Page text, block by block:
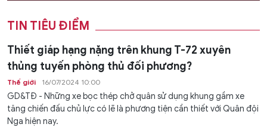
TIN TIÊU ĐIỂM
Thiết giáp hạng nặng trên khung T-72 xuyên
thủng tuyến phòng thủ đối phương?
Thế giới 16/07/2024 10:00
GD&TĐ - Những xe bọc thép chở quân sử dụng khung gầm xe
tăng chiến đấu chủ lực có lẽ là phương tiện cần thiết với Quân đội
Nga hiện nay.